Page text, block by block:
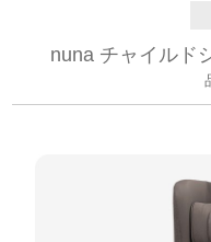
nuna チャイルド